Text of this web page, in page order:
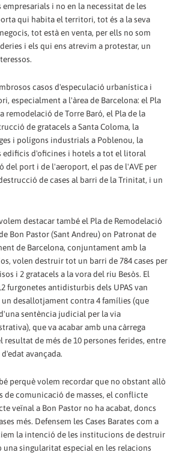
i no en la necessitat de les
qui habita el territori, tot és a la seva
tot està en venta, per ells no som
i els qui ens atrevim a protestar, un
casos d'especulació urbanística i
especialment a l'àrea de Barcelona: el Pla
remodelació de Torre Baró, el Pla de la
de gratacels a Santa Coloma, la
i polígons industrials a Poblenou, la
edificis d'oficines i hotels a tot el litoral
del port i de l'aeroport, el pas de l'AVE per
de cases al barri de la Trinitat, i un
destacar també el Pla de Remodelació
Bon Pastor (Sant Andreu) on Patronat de
de Barcelona, conjuntament amb la
volen destruir tot un barri de 784 cases per
i 2 gratacels a la vora del riu Besòs. El
furgonetes antidisturbis dels UPAS van
un desallotjament contra 4 famílies (que
sentència judicial per la via
que va acabar amb una càrrega
de més de 10 persones ferides, entre
avançada.
perquè volem recordar que no obstant allò
de comunicació de masses, el conflicte
veïnal a Bon Pastor no ha acabat, doncs
més. Defensem les Cases Barates com a
la intenció de les institucions de destruir
una singularitat especial en les relacions